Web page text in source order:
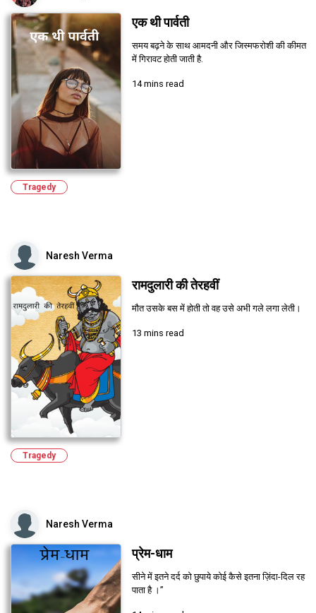
एक थी पार्वती
समय बढ़ने के साथ आमदनी और जिस्मफरोशी की कीमत
में गिरावट होती जाती है.
14 mins read
Tragedy
Naresh Verma
रामदुलारी की तेरहवीं
मौत उसके बस में होती तो वह उसे अभी गले लगा लेती।
13 mins read
Tragedy
Naresh Verma
प्रेम-धाम
सीने में इतने दर्द को छुपाये कोई कैसे इतना ज़िंदा-दिल रह
पाता है ।”